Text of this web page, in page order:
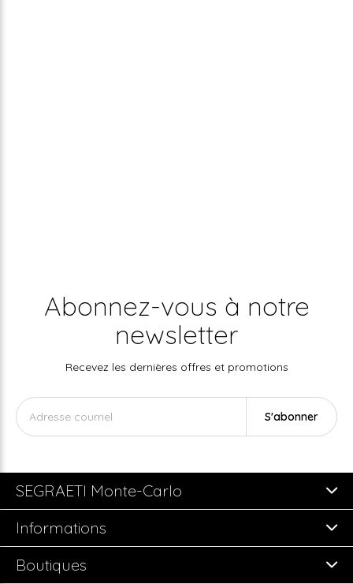
Abonnez-vous à notre
newsletter
Recevez les dernières offres et promotions
S'abonner
SEGRAETI Monte-Carlo
Informations
Boutiques